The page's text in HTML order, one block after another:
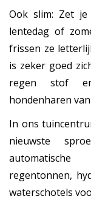
Ook slim: Zet je
lentedag of
frissen ze
is zeker goed
regen stof
hondenharen
In ons
nieuwste
automatische
regentonnen,
waterschotels